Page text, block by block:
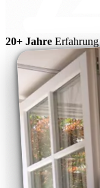
20+ Jahre Erfahrung